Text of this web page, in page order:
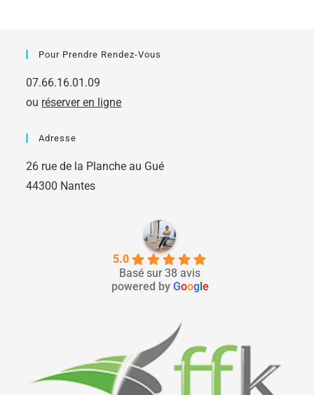
Pour Prendre Rendez-Vous
07.66.16.01.09
ou réserver en ligne
Adresse
26 rue de la Planche au Gué
44300 Nantes
5.0
Basé sur 38 avis
powered by Google